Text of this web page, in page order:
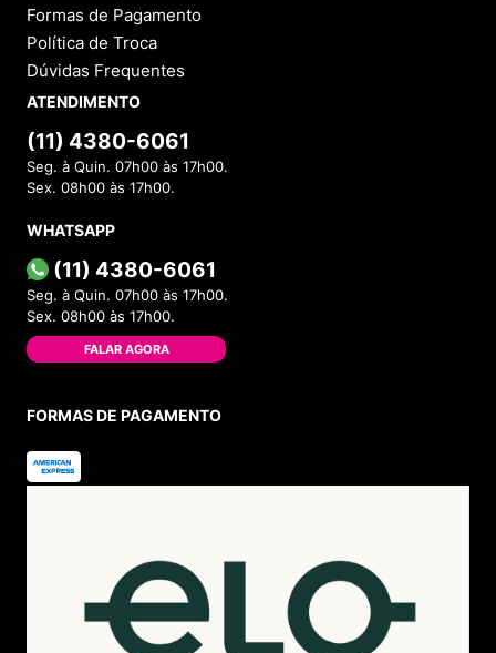
Formas de Pagamento
Política de Troca
Dúvidas Frequentes
ATENDIMENTO
(11) 4380-6061
Seg. à Quin. 07h00 às 17h00.
Sex. 08h00 às 17h00.
WHATSAPP
(11) 4380-6061
Seg. à Quin. 07h00 às 17h00.
Sex. 08h00 às 17h00.
FALAR AGORA
FORMAS DE PAGAMENTO